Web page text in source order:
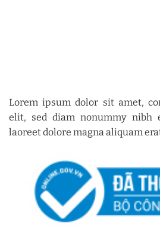
Lorem ipsum dolor sit amet,
elit, sed diam nonummy nibh
laoreet dolore magna aliquam